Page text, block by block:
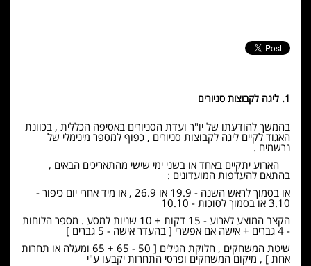
1. ליגה לקבוצות סניורים
בהמשך להודעתו של יו"ר ועדת הסניורים באסיפה הכללית , בכוונת
האגוד לקיים ליגה לקבוצות סניורים , כפוף למספר מינימלי של
נרשמים .
הארוע יתקיים באחד או בשני ימי שישי מהתאריכים הבאים ,
בהתאם להעדפות המועדונים :
או בסמוך לראש השנה - 19.9 או 26.9 , או מיד אחרי יום כיפור -
3.10 או בסמוך לסוכות - 10.10
הקצב המוצע לארוע - 15 דקות + 10 שניות למסע . מספר הלוחות
- 4 גברים + אישה אם אפשרי [ בהעדר אישה - 5 גברים ]
שיטת המשחקים , חלוקת הגילים [ 50 - 65 + 65 ומעלה או תחרות
אחת ] , מיקום המשחקים ופרסי התחרות יקבעו ע"י